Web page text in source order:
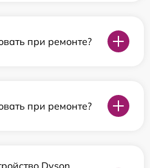
при ремонте?
при ремонте?